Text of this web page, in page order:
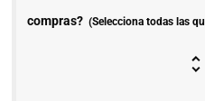
compras? (Selecciona todas las